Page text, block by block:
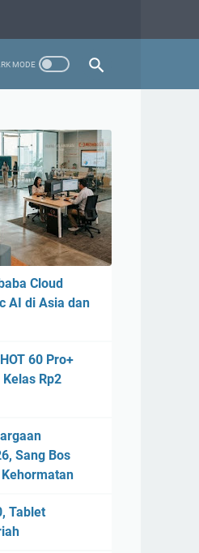
Cloud
AI di Asia dan
60 Pro+
Rp2
Sang Bos
Tablet